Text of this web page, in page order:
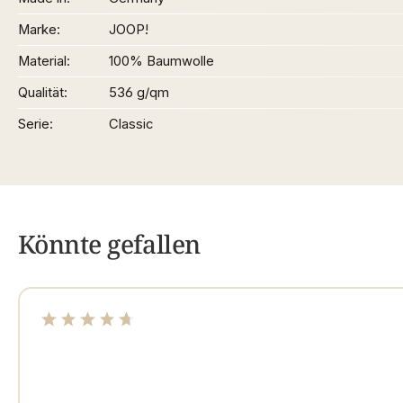
Marke
JOOP!
Material
100% Baumwolle
Qualität
536 g/qm
Serie
Classic
Könnte gefallen